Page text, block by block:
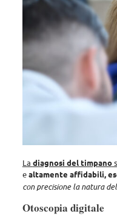
La diagnosi del timpano
ealtamente affidabili,
con precisione la natura
Otoscopia digitale